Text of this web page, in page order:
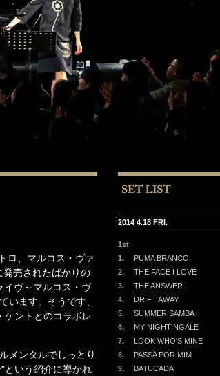
ロ、マルコス・ヴァ
売されたばかりの
イヴ～マルコス・ヴ
います。そうです、
ケントとのコラボレ
メンタルでしっとり
という紹介に導かれ
2014 4.18 FRI.
1st
1.
PUMA BRANCO
2.
THE FACE I LOVE
3.
THE ANSWER
4.
DRIFT AWAY
5.
SUMMER SAMBA
6.
MY NIGHTINGALE
7.
LOOK WHO'S MINE
8.
PASSA POR MIM
9.
BATUCADA